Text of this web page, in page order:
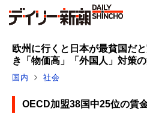
欧州に行くと日本が最貧国だ
き「物価高」「外国人」対策
国内 社会
OECD加盟38国中25位の賃